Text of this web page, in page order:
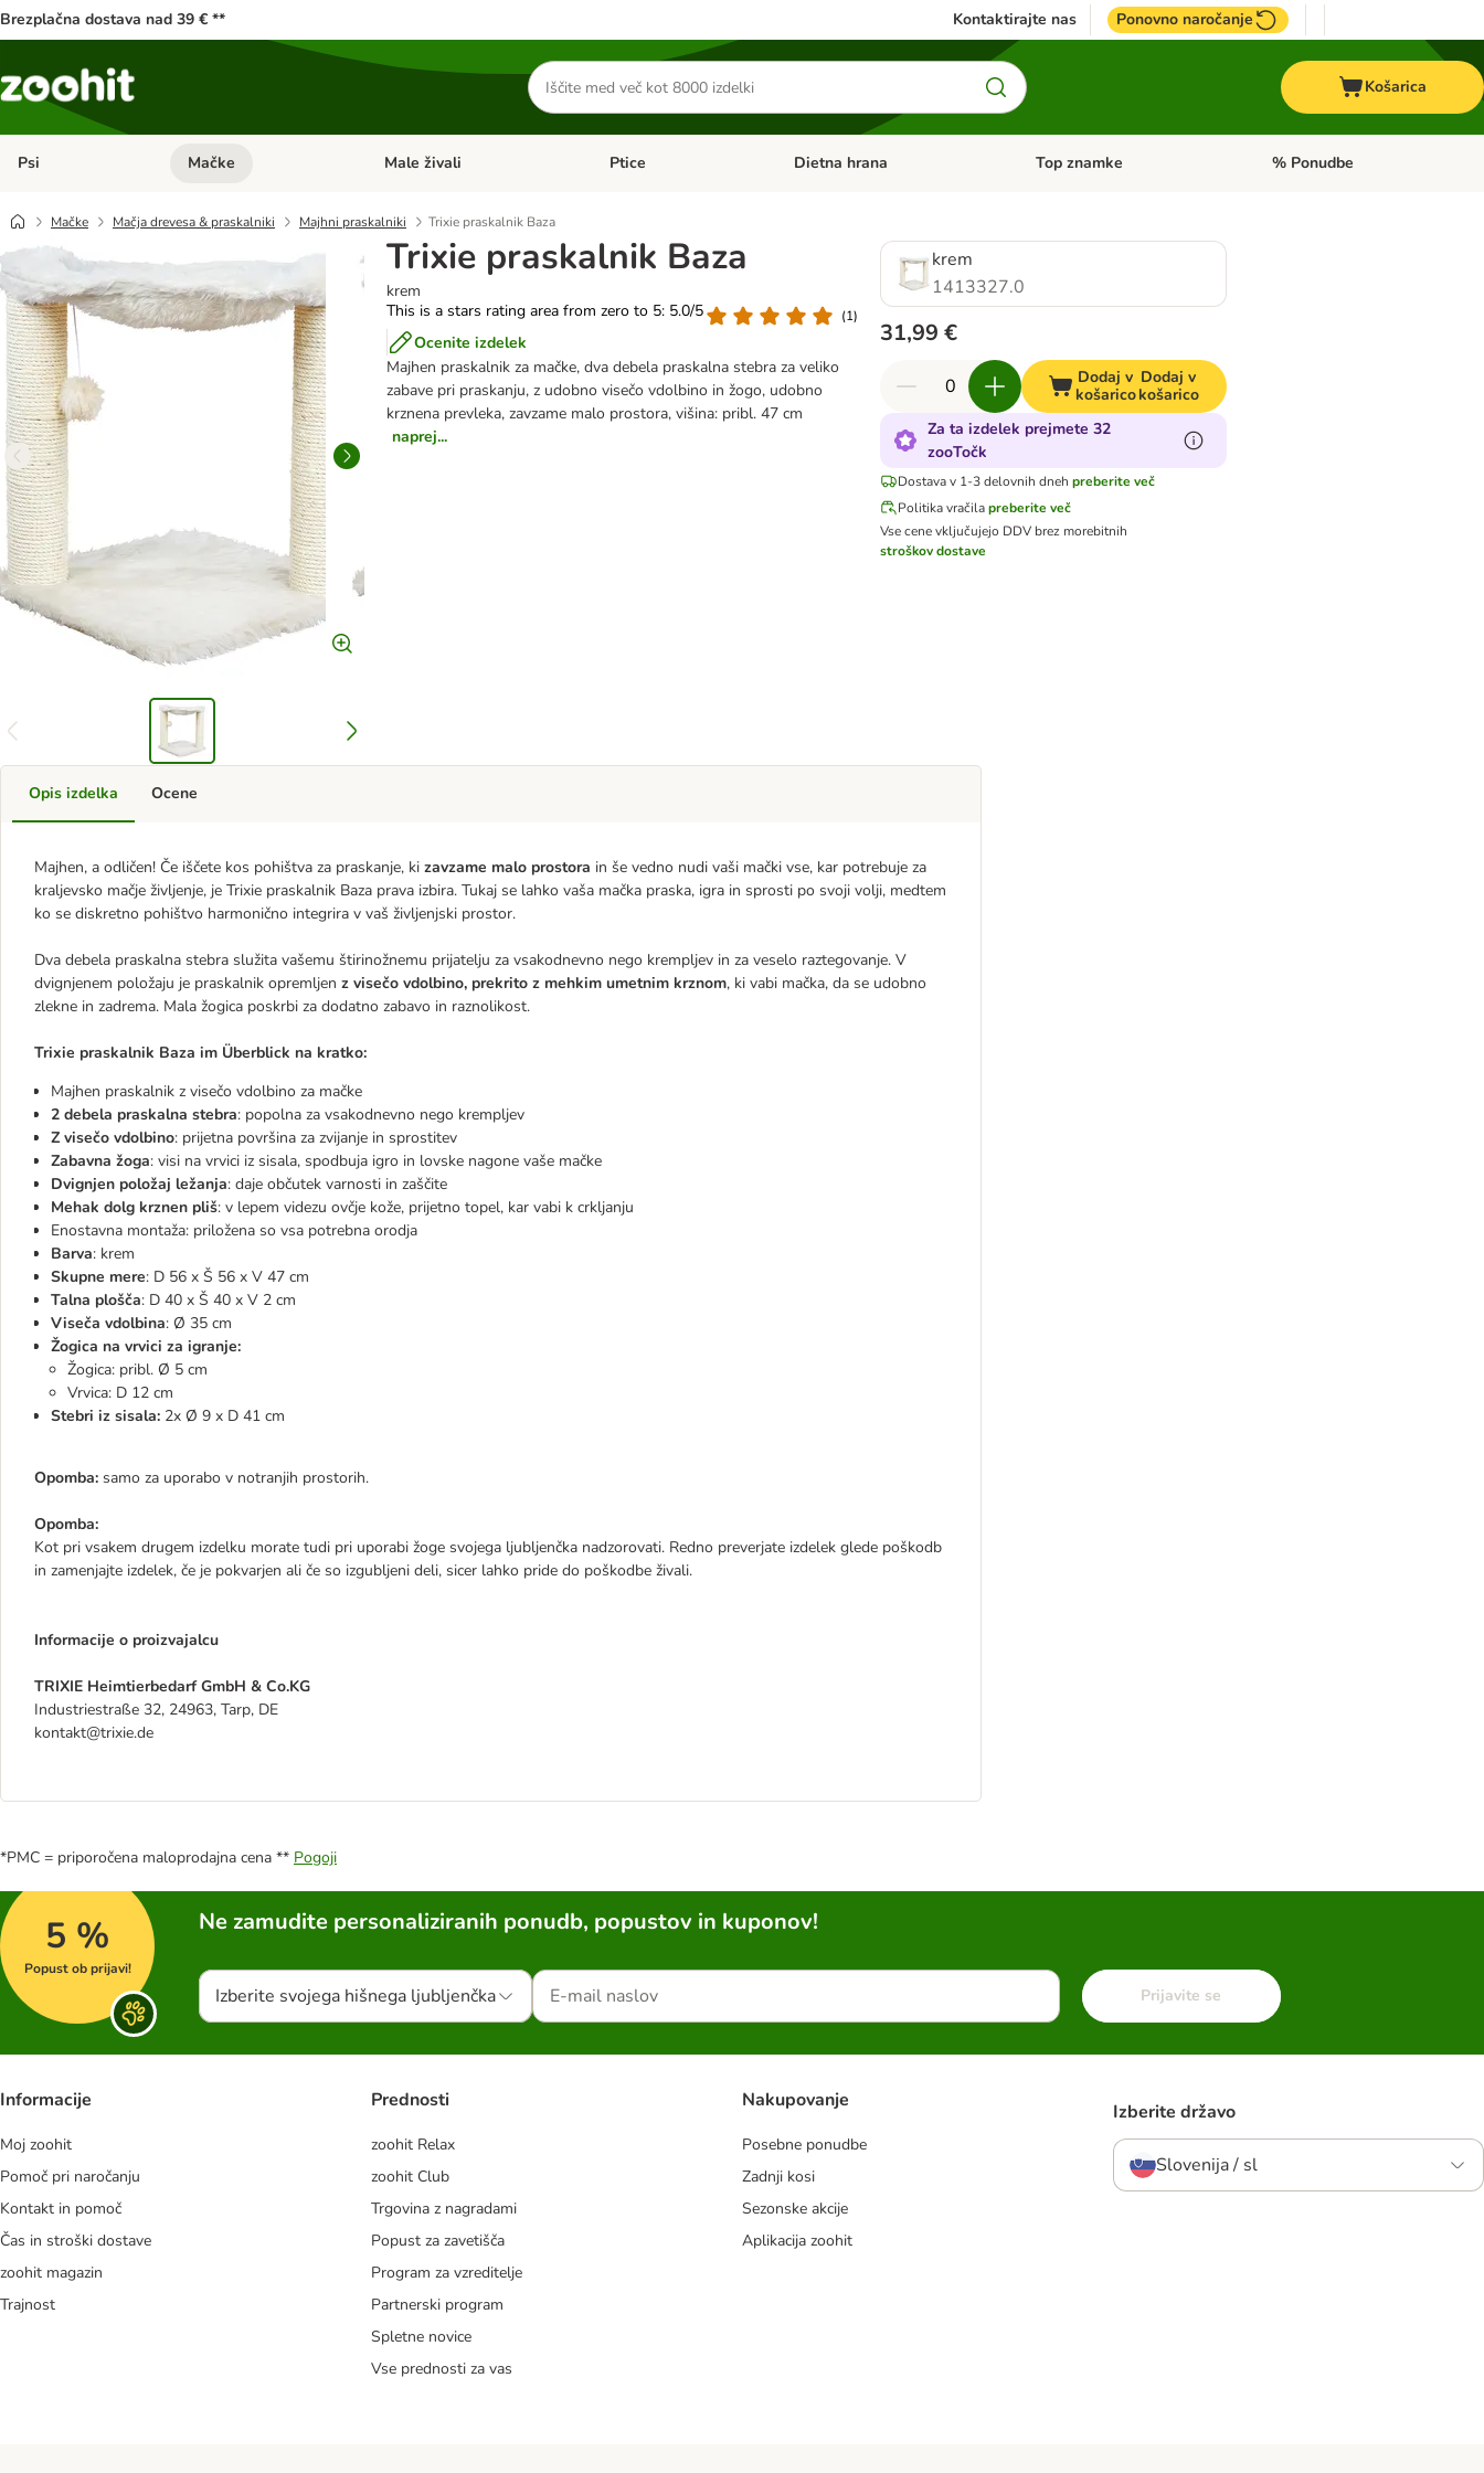
Brezplačna dostava nad 39 € ** Kontaktirajte nas Ponovno naročanje
Iskanje
izdelkov
Košarica
Psi Odprite meni kategorij: Psi
Mačke Odprite meni kategorij: Mačke
Male živali Odprite meni kategorij: Male živali
Ptice Odprite meni kategorij: Ptice
Dietna hrana Odprite meni kategorij: Dietna hrana
Top znamke Odprite meni kategorij: Top
% Ponudbe
Mačke Mačja drevesa & praskalniki Majhni praskalniki Trixie praskalnik Baza
Trixie praskalnik Baza
krem
This is a stars rating area from zero to 5: 5.0/5
(1)
Ocenite izdelek
Majhen praskalnik za mačke, dva debela praskalna stebra za veliko
zabave pri praskanju, z udobno visečo vdolbino in žogo, udobno
krznena prevleka, zavzame malo prostora, višina: pribl. 47 cm
naprej...
krem
1413327.0
31,99 €
Dodaj v
košarico
Dodaj v
košarico
Za ta izdelek prejmete 32
zooTočk
Dostava v 1-3 delovnih dneh preberite več
Politika vračila preberite več
Vse cene vključujejo DDVbrez morebitnih
stroškov dostave
Opis izdelka
Majhen, a odličen! Če iščete kos pohištva za praskanje, ki zavzame malo prostora in še vedno nudi vaši mački vse, kar potrebuje za
kraljevsko mačje življenje, je Trixie praskalnik Baza prava izbira. Tukaj se lahko vaša mačka praska, igra in sprosti po svoji volji, medtem
ko se diskretno pohištvo harmonično integrira v vaš življenjski prostor.
Dva debela praskalna stebra služita vašemu štirinožnemu prijatelju za vsakodnevno nego krempljev in za veselo raztegovanje. V
dvignjenem položaju je praskalnik opremljen z visečo vdolbino, prekrito z mehkim umetnim krznom, ki vabi mačka, da se udobno
zlekne in zadrema. Mala žogica poskrbi za dodatno zabavo in raznolikost.
Trixie praskalnik Baza im Überblick na kratko:
Majhen praskalnik z visečo vdolbino za mačke
2 debela praskalna stebra: popolna za vsakodnevno nego krempljev
Z visečo vdolbino: prijetna površina za zvijanje in sprostitev
Zabavna žoga: visi na vrvici iz sisala, spodbuja igro in lovske nagone vaše mačke
Dvignjen položaj ležanja: daje občutek varnosti in zaščite
Mehak dolg krznen pliš: v lepem videzu ovčje kože, prijetno topel, kar vabi k crkljanju
Enostavna montaža: priložena so vsa potrebna orodja
Barva: krem
Skupne mere: D 56 x Š 56 x V 47 cm
Talna plošča: D 40 x Š 40 x V 2 cm
Viseča vdolbina: Ø 35 cm
Žogica na vrvici za igranje:
Žogica: pribl. Ø 5 cm
Vrvica: D 12 cm
Stebri iz sisala: 2x Ø 9 x D 41 cm
Opomba: samo za uporabo v notranjih prostorih.
Opomba:
Kot pri vsakem drugem izdelku morate tudi pri uporabi žoge svojega ljubljenčka nadzorovati. Redno preverjate izdelek glede poškodb
in zamenjajte izdelek, če je pokvarjen ali če so izgubljeni deli, sicer lahko pride do poškodbe živali.
Informacije o proizvajalcu
TRIXIE Heimtierbedarf GmbH & Co.KG
Industriestraße 32, 24963, Tarp, DE
kontakt@trixie.de
Ocene
*PMC = priporočena maloprodajna cena ** Pogoji
5 %
Popust ob prijavi!
Ne zamudite personaliziranih ponudb, popustov in kuponov!
Izberite svojega hišnega ljubljenčka Prijavite se
Informacije
Moj zoohit
Pomoč pri naročanju
Kontakt in pomoč
Čas in stroški dostave
zoohit magazin
Trajnost
Prednosti
zoohit Relax
zoohit Club
Trgovina z nagradami
Popust za zavetišča
Program za vzreditelje
Partnerski program
Spletne novice
Vse prednosti za vas
Nakupovanje
Posebne ponudbe
Zadnji kosi
Sezonske akcije
Aplikacija zoohit
Izberite državo
Slovenija / sl